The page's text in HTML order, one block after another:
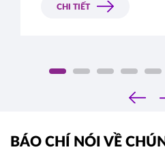
như tuyệt đối vẫn bị từ
CHI TIẾT
‹
BÁO CHÍ NÓI VỀ